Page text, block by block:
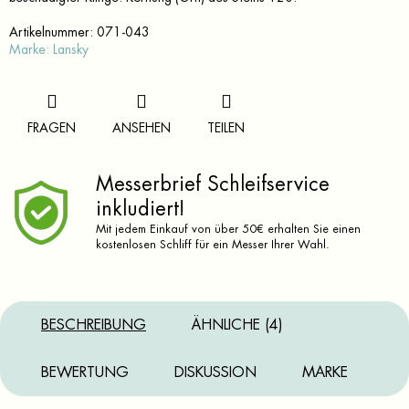
Artikelnummer: 071-043
Marke:
Lansky
FRAGEN ANSEHEN TEILEN
Messerbrief Schleifservice
inkludiert!
Mit jedem Einkauf von über 50€ erhalten Sie einen
kostenlosen Schliff für ein Messer Ihrer Wahl.
BESCHREIBUNG ÄHNLICHE (4)
BEWERTUNG DISKUSSION MARKE